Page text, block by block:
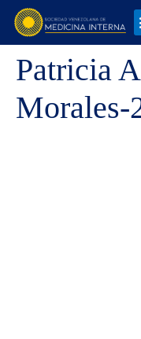
Patricia
Morales-